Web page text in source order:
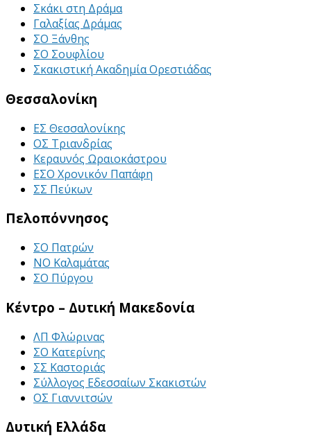
Σκάκι στη Δράμα
Γαλαξίας Δράμας
ΣΟ Ξάνθης
ΣΟ Σουφλίου
Σκακιστική Ακαδημία Ορεστιάδας
Θεσσαλονίκη
ΕΣ Θεσσαλονίκης
ΟΣ Τριανδρίας
Κεραυνός Ωραιοκάστρου
ΕΣΟ Χρονικόν Παπάφη
ΣΣ Πεύκων
Πελοπόννησος
ΣΟ Πατρών
ΝΟ Καλαμάτας
ΣΟ Πύργου
Κέντρο – Δυτική Μακεδονία
ΛΠ Φλώρινας
ΣΟ Κατερίνης
ΣΣ Καστοριάς
Σύλλογος Εδεσσαίων Σκακιστών
ΟΣ Γιαννιτσών
Δυτική Ελλάδα